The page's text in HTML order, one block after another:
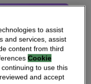
to assist
and services, assist
content from third
Cookie
to use this
and accept